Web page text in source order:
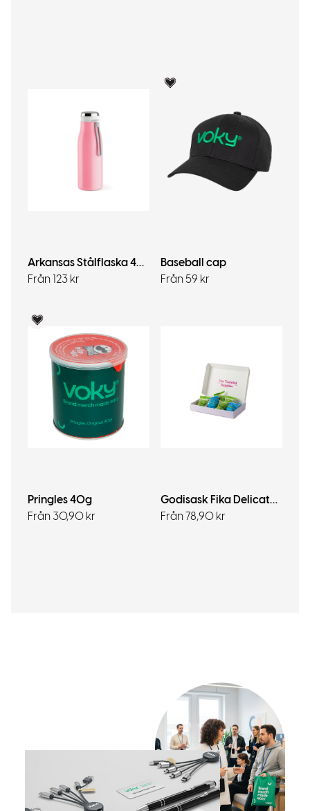
Arkansas Stålflaska 400ml
Från 123 kr
Baseball cap
Från 59 kr
Pringles 40g
Från 30,90 kr
Godisask Fika Delicato 144g
Från 78,90 kr